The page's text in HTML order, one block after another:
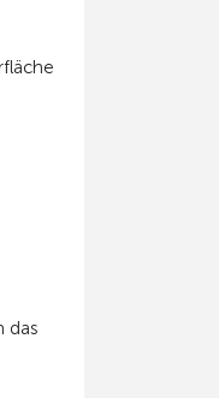
das